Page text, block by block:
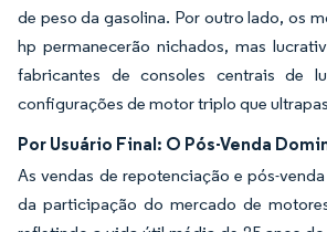
de peso da gasolina. Por outro lado, os
hp permanecerão nichados, mas
fabricantes de consoles centrais de
configurações de motor triplo que
Por Usuário Final: O Pós-Venda
As vendas de repotenciação e pós-
da participação do mercado de